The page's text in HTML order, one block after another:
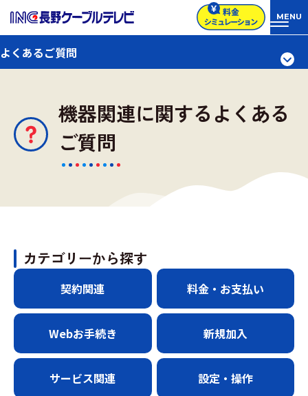
機器関連に関するよくある
ご質問
カテゴリーから探す
契約関連 料金・お支払い
Webお手続き 新規加入
サービス関連 設定・操作
よくあるご質問